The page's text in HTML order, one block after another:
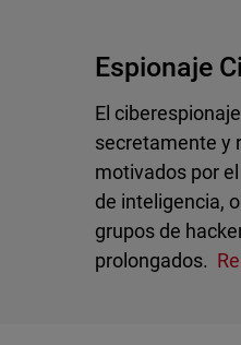
Espionaje
El
secretamente y
motivados por
de inteligencia,
grupos de
prolongados.